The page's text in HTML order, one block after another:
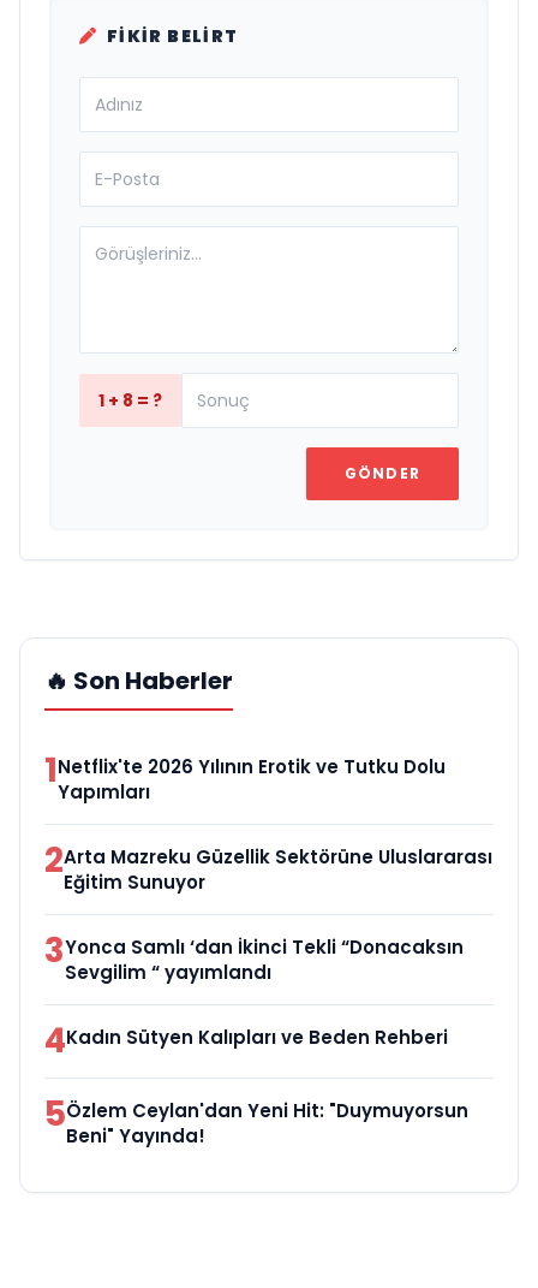
FIKIR BELIRT
1 + 8 = ?
GÖNDER
🔥 Son Haberler
1Netflix'te 2026 Yılının Erotik ve Tutku Dolu
Yapımları
2Arta Mazreku Güzellik Sektörüne Uluslararası
Eğitim Sunuyor
3Yonca Samlı ‘dan İkinci Tekli “Donacaksın
Sevgilim “ yayımlandı
4Kadın Sütyen Kalıpları ve Beden Rehberi
5Özlem Ceylan'dan Yeni Hit: "Duymuyorsun
Beni" Yayında!